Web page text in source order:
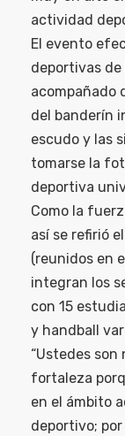
actividad
El evento
deportivas de
acompañado
del banderín
escudo y las
tomarse la
deportiva
Como la
así se refirió
(reunidos en
integran los
con 15
y handball
“Ustedes
fortaleza
en el ámbito
deportivo;